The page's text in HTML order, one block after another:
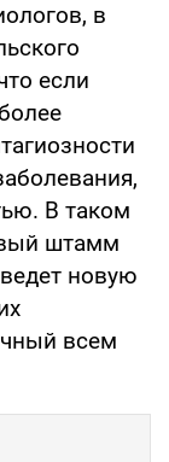
в
если
В таком
штамм
новую
всем